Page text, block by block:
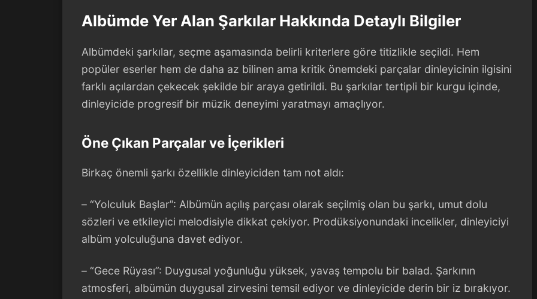
Albümde Yer Alan Şarkılar Hakkında Detaylı Bilgiler
Albümdeki şarkılar, seçme aşamasında belirli kriterlere göre titizlikle seçildi. Hem
popüler eserler hem de daha az bilinen ama kritik önemdeki parçalar dinleyicinin ilgisini
farklı açılardan çekecek şekilde bir araya getirildi. Bu şarkılar tertipli bir kurgu içinde,
dinleyicide progresif bir müzik deneyimi yaratmayı amaçlıyor.
Öne Çıkan Parçalar ve İçerikleri
Birkaç önemli şarkı özellikle dinleyiciden tam not aldı:
– “Yolculuk Başlar”: Albümün açılış parçası olarak seçilmiş olan bu şarkı, umut dolu
sözleri ve etkileyici melodisiyle dikkat çekiyor. Prodüksiyonundaki incelikler, dinleyiciyi
albüm yolculuğuna davet ediyor.
– “Gece Rüyası”: Duygusal yoğunluğu yüksek, yavaş tempolu bir balad. Şarkının
atmosferi, albümün duygusal zirvesini temsil ediyor ve dinleyicide derin bir iz bırakıyor.